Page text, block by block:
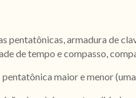
pentatônicas, armadura de
de tempo e compasso,
maior e menor